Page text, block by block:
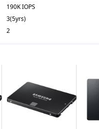
190K IOPS
3(5yrs)
2